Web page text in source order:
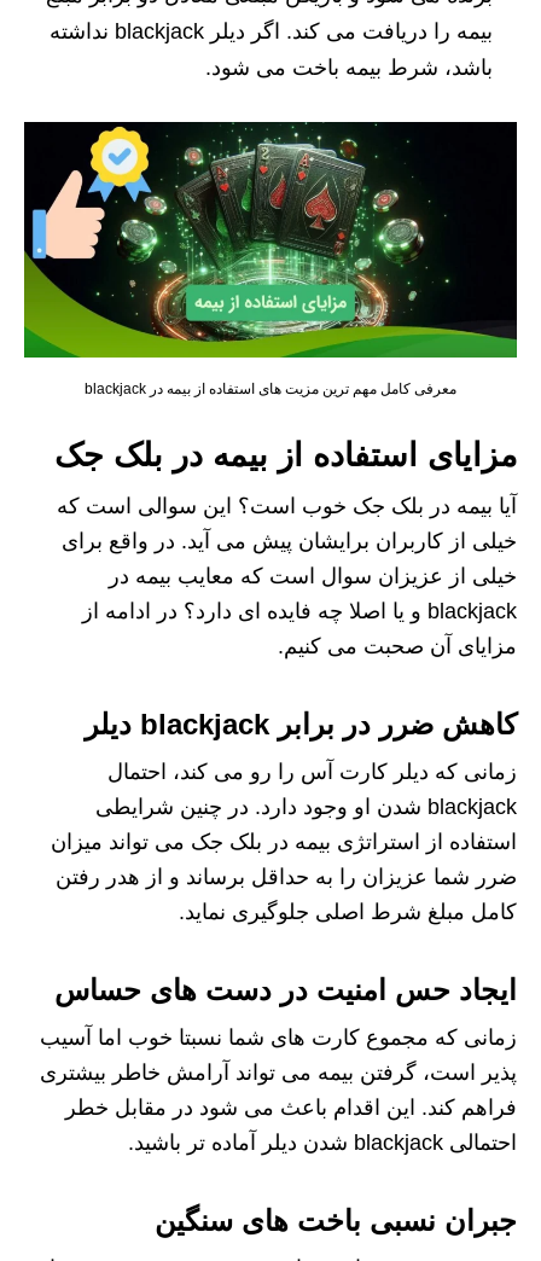
بیمه را دریافت می کند. اگر دیلر blackjack نداشته
باشد، شرط بیمه باخت می شود.
معرفی کامل مهم ترین مزیت های استفاده از بیمه در blackjack
مزایای استفاده از بیمه در بلک جک
آیا بیمه در بلک جک خوب است؟ این سوالی است که
خیلی از کاربران برایشان پیش می آید. در واقع برای
خیلی از عزیزان سوال است که معایب بیمه در
blackjack و یا اصلا چه فایده ای دارد؟ در ادامه از
مزایای آن صحبت می کنیم.
کاهش ضرر در برابر blackjack دیلر
زمانی که دیلر کارت آس را رو می کند، احتمال
blackjack شدن او وجود دارد. در چنین شرایطی
استفاده از استراتژی بیمه در بلک جک می تواند میزان
ضرر شما عزیزان را به حداقل برساند و از هدر رفتن
کامل مبلغ شرط اصلی جلوگیری نماید.
ایجاد حس امنیت در دست های حساس
زمانی که مجموع کارت های شما نسبتا خوب اما آسیب
پذیر است، گرفتن بیمه می تواند آرامش خاطر بیشتری
فراهم کند. این اقدام باعث می شود در مقابل خطر
احتمالی blackjack شدن دیلر آماده تر باشید.
جبران نسبی باخت های سنگین